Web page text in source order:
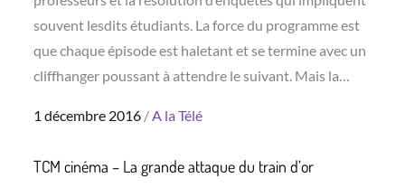
souvent lesdits étudiants. La force du programme est
que chaque épisode est haletant et se termine avec un
cliffhanger poussant à attendre le suivant. Mais la…
Posted
1 décembre 2016 A la Télé
TCM cinéma – La grande attaque du train d’or